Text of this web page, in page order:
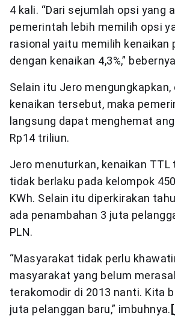
4 kali. “Dari sejumlah opsi yang
pemerintah lebih memilih opsi
rasional yaitu memilih kenaikan
dengan kenaikan 4,3%,”
Selain itu Jero mengungkapkan,
kenaikan tersebut, maka
langsung dapat menghemat
Rp14 triliun.
Jero menuturkan, kenaikan
tidak berlaku pada kelompok
KWh. Selain itu diperkirakan
ada penambahan 3 juta
PLN.
“Masyarakat tidak perlu
masyarakat yang belum
terakomodir di 2013 nanti. Kita
juta pelanggan baru,” imbuhnya.